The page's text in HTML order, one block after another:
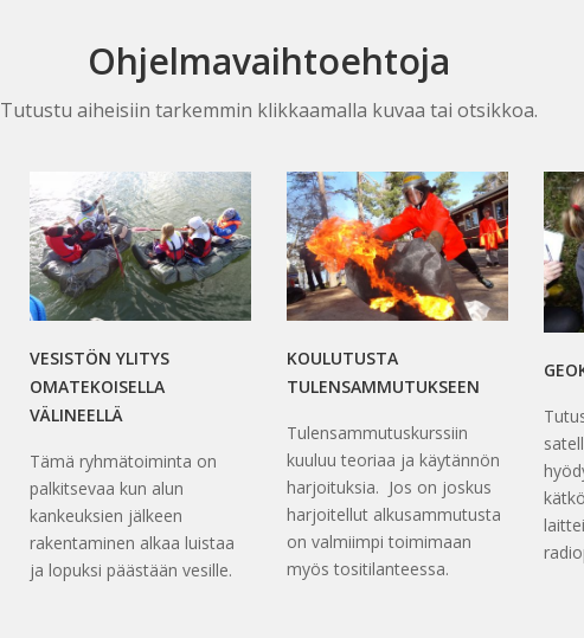
Ohjelmavaihtoehtoja
Tutustu aiheisiin tarkemmin klikkaamalla kuvaa tai otsikkoa.
VESISTÖN YLITYS
OMATEKOISELLA
VÄLINEELLÄ
Tämä ryhmätoiminta on
palkitsevaa kun alun
kankeuksien jälkeen
rakentaminen alkaa luistaa
ja lopuksi päästään vesille.
KOULUTUSTA
TULENSAMMUTUKSEEN
Tulensammutuskurssiin
kuuluu teoriaa ja käytännön
harjoituksia. Jos on joskus
harjoitellut alkusammutusta
on valmiimpi toimimaan
myös tositilanteessa.